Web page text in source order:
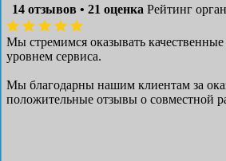
14 отзывов • 21 оценка Рейтинг
Мы стремимся оказывать
уровнем сервиса.
Мы благодарны нашим клиентам за
положительные отзывы о совместной